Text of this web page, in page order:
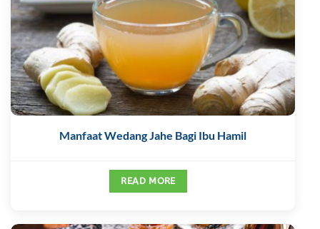
Manfaat Wedang Jahe Bagi Ibu Hamil
READ MORE